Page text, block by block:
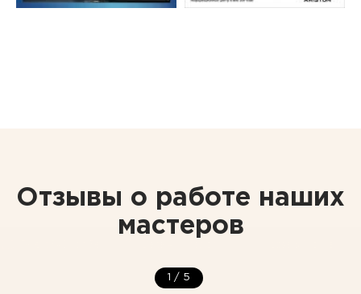
Отзывы о работе наших
мастеров
1 / 5